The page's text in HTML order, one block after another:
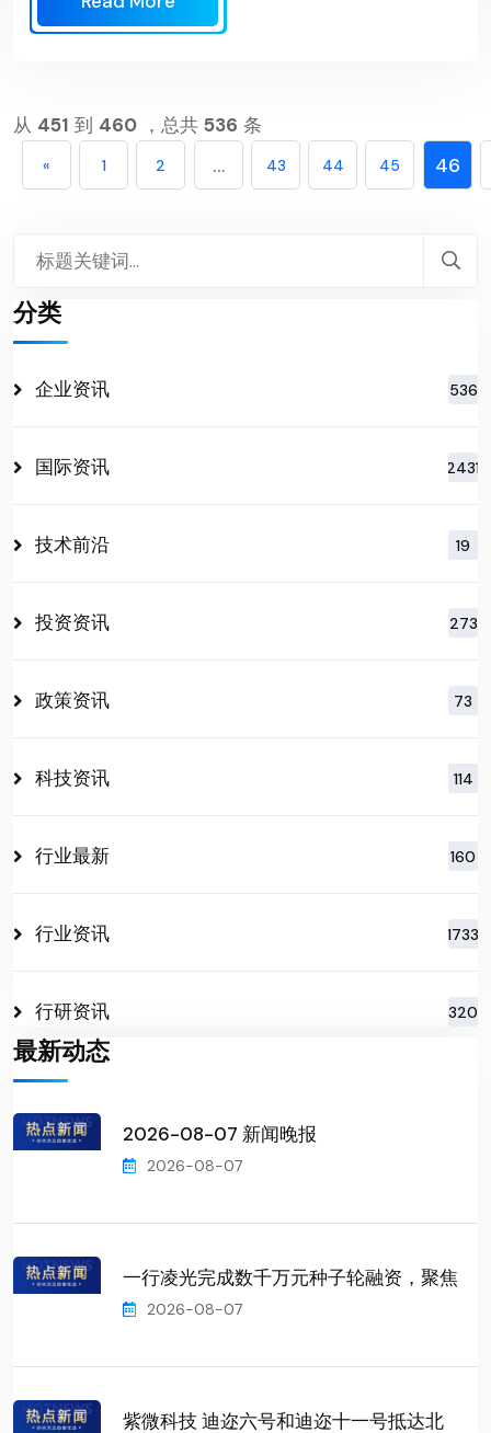
从 451 到 460 ，总共 536 条
« 1 2 ... 43 44 45 46
分类
企业资讯 536
国际资讯 2431
技术前沿 19
投资资讯 273
政策资讯 73
科技资讯 114
行业最新 160
行业资讯 1733
行研资讯 320
最新动态
2026-08-07 新闻晚报
2026-08-07
一行凌光完成数千万元种子轮融资，聚焦
2026-08-07
紫微科技 迪迩六号和迪迩十一号抵达北